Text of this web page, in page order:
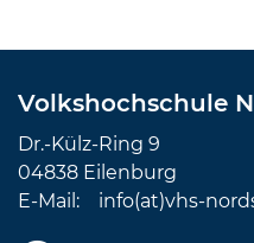
Volkshochschule
Dr.-Külz-Ring 9
04838 Eilenburg
E-Mail: info(at)vhs-